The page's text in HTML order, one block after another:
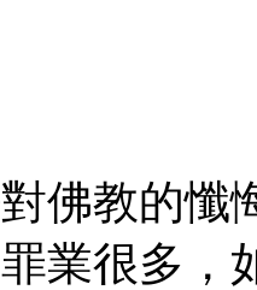
教的懺
業很多，